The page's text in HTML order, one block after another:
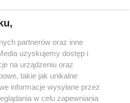
nie może być powielany i
w jakikolwiek sposób (w
na jakimkolwiek polu
włącznie z umieszczaniem w Internecie
Jakiekolwiek użycie lub
lub w części z naruszeniem prawa, tzn.
pod groźbą kary i może być ścigane
partnerów oraz inne
uzyskujemy dostęp i
na urządzeniu oraz
takie jak unikalne
informacje wysyłane przez
w celu zapewniania